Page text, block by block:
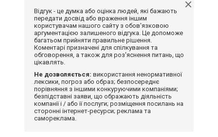
Відгук - це думка або оцінка людей, які бажають
передати досвід або враження іншим
користувачам нашого сайту з обов'язковою
аргументацією залишеного відгука. Це допоможе
багатьом прийняти правильне рішення.
Коментарі призначені для спілкування та
обговорення, а також для роз'яснення питань, що
цікавлять.
Не дозволяється: використання ненормативної
лексики, погроз або образ; безпосереднє
порівняння з іншими конкуруючими компаніями;
безпідставні заяви, що ображають діяльність
компанії і / або її послуги; розміщення посилань на
сторонні інтернет-ресурси; реклама та
самореклама.